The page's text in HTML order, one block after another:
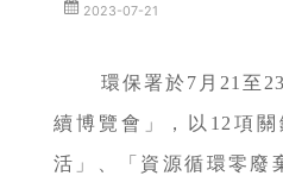
2023-07-21
環保署於7月21至
續博覽會」，以12項
活」、「資源循環零廢